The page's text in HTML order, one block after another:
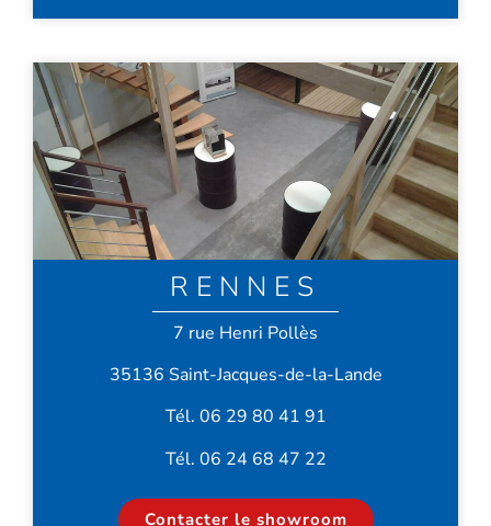
RENNES
7 rue Henri Pollès
35136 Saint-Jacques-de-la-Lande
Tél. 06 29 80 41 91
Tél. 06 24 68 47 22
Contacter le showroom